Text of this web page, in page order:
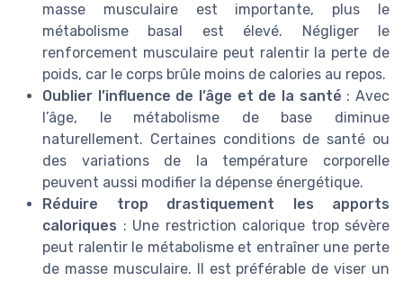
masse musculaire est importante, plus le
métabolisme basal est élevé. Négliger le
renforcement musculaire peut ralentir la perte de
poids, car le corps brûle moins de calories au repos.
Oublier l’influence de l’âge et de la santé : Avec
l’âge, le métabolisme de base diminue
naturellement. Certaines conditions de santé ou
des variations de la température corporelle
peuvent aussi modifier la dépense énergétique.
Réduire trop drastiquement les apports
caloriques : Une restriction calorique trop sévère
peut ralentir le métabolisme et entraîner une perte
de masse musculaire. Il est préférable de viser un